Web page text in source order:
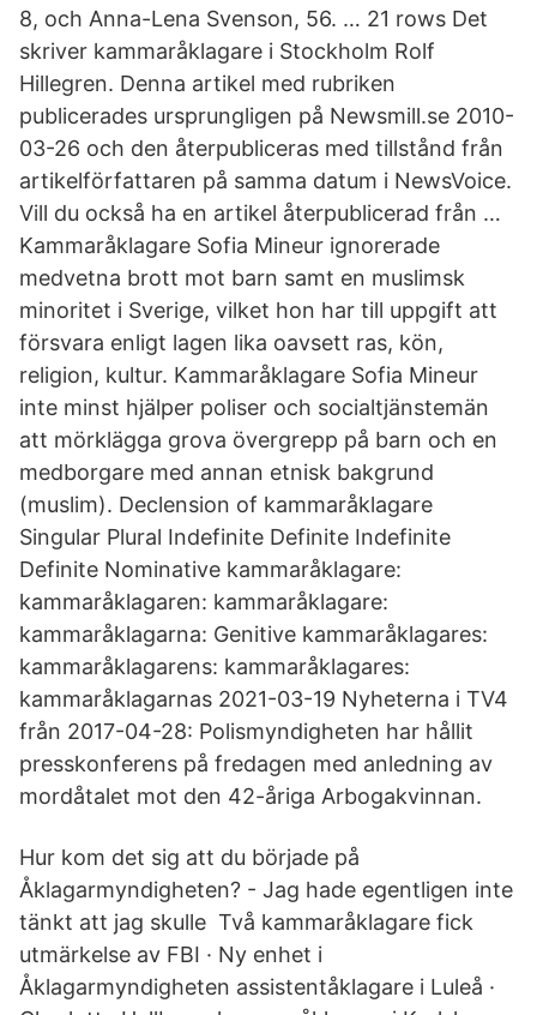
8, och Anna-Lena Svenson, 56. … 21 rows Det
skriver kammaråklagare i Stockholm Rolf
Hillegren. Denna artikel med rubriken
publicerades ursprungligen på Newsmill.se 2010-
03-26 och den återpubliceras med tillstånd från
artikelförfattaren på samma datum i NewsVoice.
Vill du också ha en artikel återpublicerad från …
Kammaråklagare Sofia Mineur ignorerade
medvetna brott mot barn samt en muslimsk
minoritet i Sverige, vilket hon har till uppgift att
försvara enligt lagen lika oavsett ras, kön,
religion, kultur. Kammaråklagare Sofia Mineur
inte minst hjälper poliser och socialtjänstemän
att mörklägga grova övergrepp på barn och en
medborgare med annan etnisk bakgrund
(muslim). Declension of kammaråklagare
Singular Plural Indefinite Definite Indefinite
Definite Nominative kammaråklagare:
kammaråklagaren: kammaråklagare:
kammaråklagarna: Genitive kammaråklagares:
kammaråklagarens: kammaråklagares:
kammaråklagarnas 2021-03-19 Nyheterna i TV4
från 2017-04-28: Polismyndigheten har hållit
presskonferens på fredagen med anledning av
mordåtalet mot den 42-åriga Arbogakvinnan.
Hur kom det sig att du började på
Åklagarmyndigheten? - Jag hade egentligen inte
tänkt att jag skulle Två kammaråklagare fick
utmärkelse av FBI · Ny enhet i
Åklagarmyndigheten assistentåklagare i Luleå ·